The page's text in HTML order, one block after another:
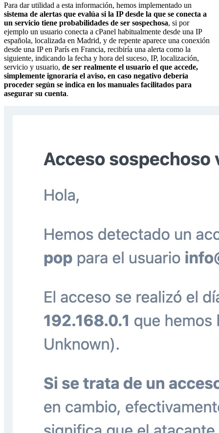
Para dar utilidad a esta información, hemos implementado un
sistema de alertas que evalúa si la IP desde la que se conecta a
un servicio tiene probabilidades de ser sospechosa, si por
ejemplo un usuario conecta a cPanel habitualmente desde una IP
española, localizada en Madrid, y de repente aparece una conexión
desde una IP en París en Francia, recibiría una alerta como la
siguiente, indicando la fecha y hora del suceso, IP, localización,
servicio y usuario, de ser realmente el usuario el que accede,
simplemente ignoraría el aviso, en caso negativo debería
proceder según se indica en los manuales facilitados para
asegurar su cuenta.